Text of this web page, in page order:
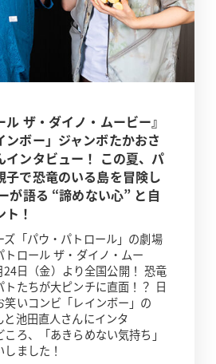
ル ザ・ダイノ・ムービー』
ンボー」ジャンボたかおさ
インタビュー！ この夏、パ
子で恐竜のいる島を冒険し
が語る “諦めない心” と自
！
ズ「パウ・パトロール」の劇場
トロール ザ・ダイノ・ムー
日（金）より全国公開！ 恐竜
トたちが大ピンチに直面！？ 日
いコンビ「レインボー」の
池田直人さんにインタ
ろ、「あきらめない気持ち」
ました！